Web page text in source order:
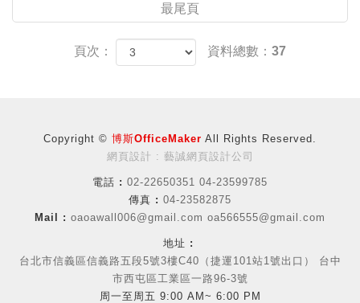
最尾頁
頁次： 資料總數：37
Copyright © 博斯OfficeMaker All Rights Reserved.
網頁設計 : 藝誠網頁設計公司
電話 : 02-22650351 04-23599785
傳真 : 04-23582875
Mail : oaoawall006@gmail.com oa566555@gmail.com
地址 :
台北市信義區信義路五段5號3樓C40（捷運101站1號出口） 台中
市西屯區工業區一路96-3號
周一至周五 9:00 AM~ 6:00 PM